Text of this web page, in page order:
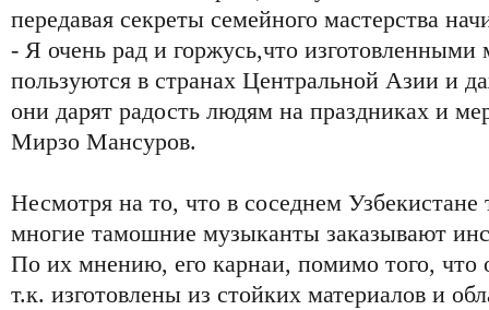
передавая секреты семейного мастерства
- Я очень рад и горжусь,что
пользуются в странах Центральной Азии и
они дарят радость людям на праздниках и
Мирзо Мансуров.
Несмотря на то, что в соседнем Узбекистане
многие тамошние музыканты заказывают
По их мнению, его карнаи, помимо того, что
т.к. изготовлены из стойких материалов и